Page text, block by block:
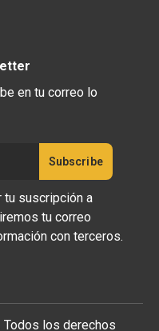
en tu correo lo
tu suscripción a
tu correo
con terceros.
Todos los derechos